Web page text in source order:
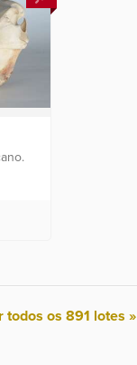
todos os 891 lotes »